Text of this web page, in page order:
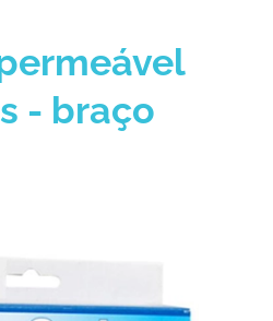
- braço